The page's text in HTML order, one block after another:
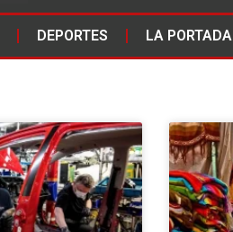
DEPORTES LA PORTADA